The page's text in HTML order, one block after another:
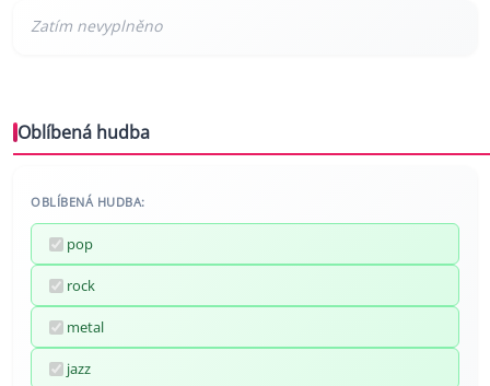
Oblíbená hudba
OBLÍBENÁ HUDBA:
pop
rock
metal
jazz